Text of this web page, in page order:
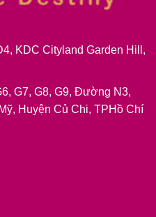
KDC Cityland Garden Hill,
G7, G8, G9, Đường N3,
Huyện Củ Chi, TPHồ Chí